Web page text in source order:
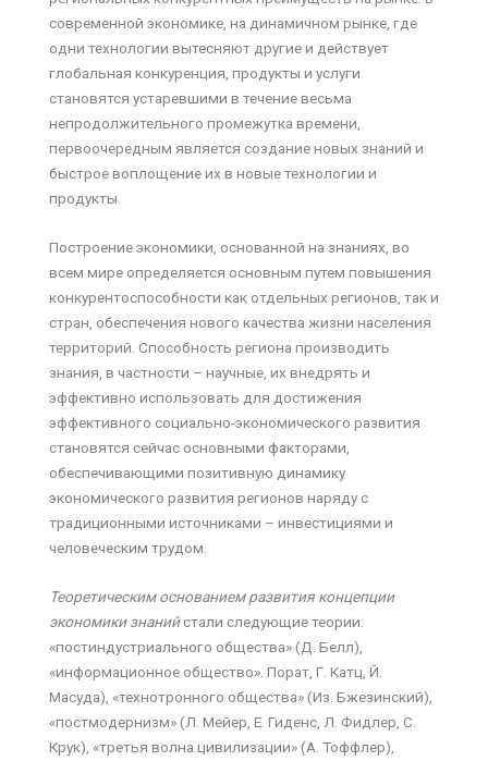
современной экономике, на динамичном рынке, где
одни технологии вытесняют другие и действует
глобальная конкуренция, продукты и услуги
становятся устаревшими в течение весьма
непродолжительного промежутка времени,
первоочередным является создание новых знаний и
быстрое воплощение их в новые технологии и
продукты.
Построение экономики, основанной на знаниях, во
всем мире определяется основным путем повышения
конкурентоспособности как отдельных регионов, так и
стран, обеспечения нового качества жизни населения
территорий. Способность региона производить
знания, в частности – научные, их внедрять и
эффективно использовать для достижения
эффективного социально-экономического развития
становятся сейчас основными факторами,
обеспечивающими позитивную динамику
экономического развития регионов наряду с
традиционными источниками – инвестициями и
человеческим трудом.
Теоретическим основанием развития концепции
экономики знанийстали следующие теории:
«постиндустриального общества» (Д. Белл),
«информационное общество». Порат, Г. Катц, Й.
Масуда), «технотронного общества» (Из. Бжезинский),
«постмодернизм» (Л. Мейер, Е. Гиденс, Л. Фидлер, С.
Крук), «третья волна цивилизации» (А. Тоффлер),